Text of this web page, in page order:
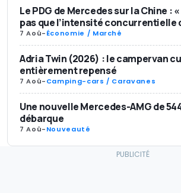
Le PDG de Mercedes sur la Chine :
pas que l’intensité concurrentielle
7 Aoû-Économie / Marché
Adria Twin (2026) : le campervan
entièrement repensé
7 Aoû-Camping-cars / Caravanes
Une nouvelle Mercedes-AMG de
débarque
7 Aoû-Nouveauté